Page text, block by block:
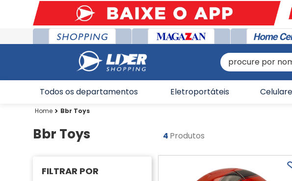
procure por
Todos os departamentos Eletroportáteis
Bbr Toys
Bbr Toys 4 Produtos